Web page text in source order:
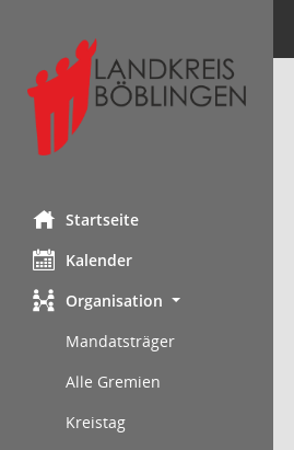
Startseite
Kalender
Organisation
Mandatsträger
Alle Gremien
Kreistag